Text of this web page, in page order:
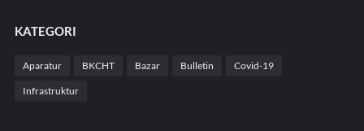
KATEGORI
Aparatur BKCHT Bazar Bulletin Covid-19
Infrastruktur